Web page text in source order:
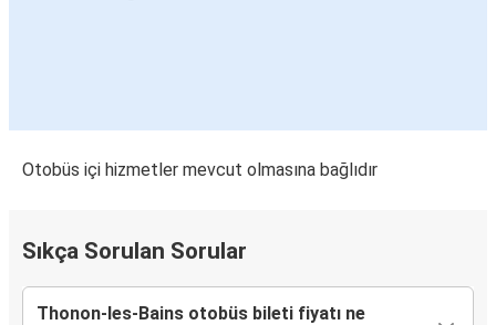
Otobüs içi hizmetler mevcut olmasına bağlıdır
Sıkça Sorulan Sorular
Thonon-les-Bains otobüs bileti fiyatı ne